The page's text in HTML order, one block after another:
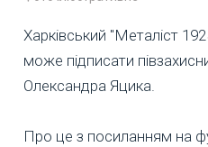
Харківський "Металіст
може підписати
Олександра Яцика.
Про це з посиланням на